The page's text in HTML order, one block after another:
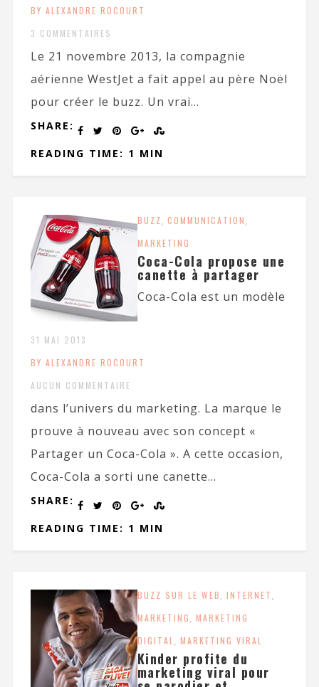
BY ALEXANDRE ROCOURT
3 COMMENTAIRES
Le 21 novembre 2013, la compagnie
aérienne WestJet a fait appel au père Noël
pour créer le buzz. Un vrai...
SHARE:
READING TIME: 1 MIN
BUZZ, COMMUNICATION,
MARKETING
Coca-Cola propose une
canette à partager
31 MAI 2013
BY ALEXANDRE ROCOURT
AUCUN COMMENTAIRE
Coca-Cola est un modèle
dans l’univers du marketing. La marque le
prouve à nouveau avec son concept «
Partager un Coca-Cola ». A cette occasion,
Coca-Cola a sorti une canette...
SHARE:
READING TIME: 1 MIN
BUZZ SUR LE WEB, INTERNET,
MARKETING, MARKETING
DIGITAL , MARKETING VIRAL
Kinder profite du
marketing viral pour